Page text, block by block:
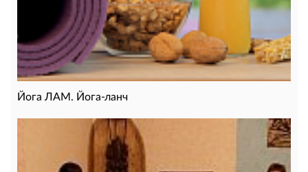
Йога ЛАМ. Йога-ланч